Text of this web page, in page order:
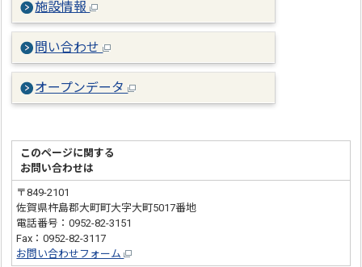
施設情報
問い合わせ
オープンデータ
このページに関する
お問い合わせは
〒849-2101
佐賀県杵島郡大町町大字大町5017番地
電話番号：0952-82-3151
Fax：0952-82-3117
お問い合わせフォーム